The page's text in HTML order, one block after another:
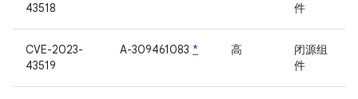
43518
件
CVE-2023-
43519
A-309461083 * 高
闭源组
件